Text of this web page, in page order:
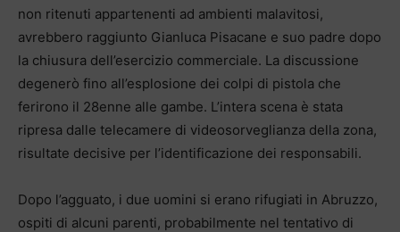
non ritenuti appartenenti ad ambienti malavitosi,
avrebbero raggiunto Gianluca Pisacane e suo padre dopo
la chiusura dell’esercizio commerciale. La discussione
degenerò fino all’esplosione dei colpi di pistola che
ferirono il 28enne alle gambe. L’intera scena è stata
ripresa dalle telecamere di videosorveglianza della zona,
risultate decisive per l’identificazione dei responsabili.
Dopo l’agguato, i due uomini si erano rifugiati in Abruzzo,
ospiti di alcuni parenti, probabilmente nel tentativo di